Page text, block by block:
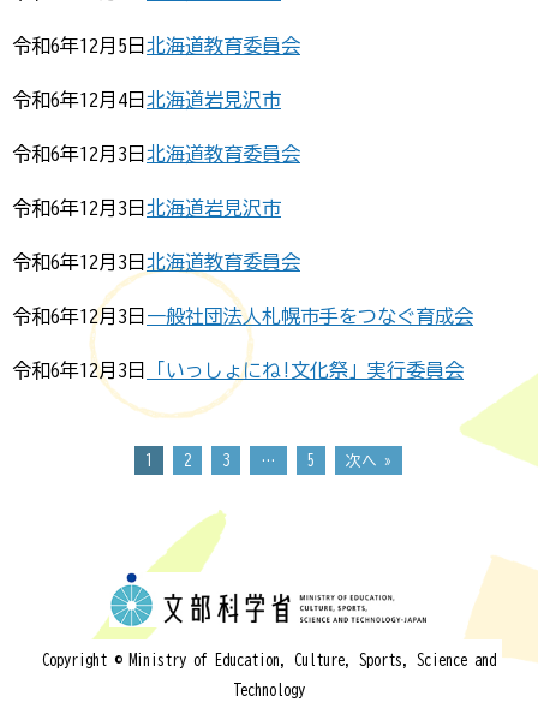
令和6年12月5日 北海道教育委員会
令和6年12月4日 北海道岩見沢市
令和6年12月3日 北海道教育委員会
令和6年12月3日 北海道岩見沢市
令和6年12月3日 北海道教育委員会
令和6年12月3日 一般社団法人札幌市手をつなぐ育成会
令和6年12月3日 「いっしょにね!文化祭」実行委員会
1 2 3 … 5 次へ »
Copyright © Ministry of Education, Culture, Sports, Science and
Technology